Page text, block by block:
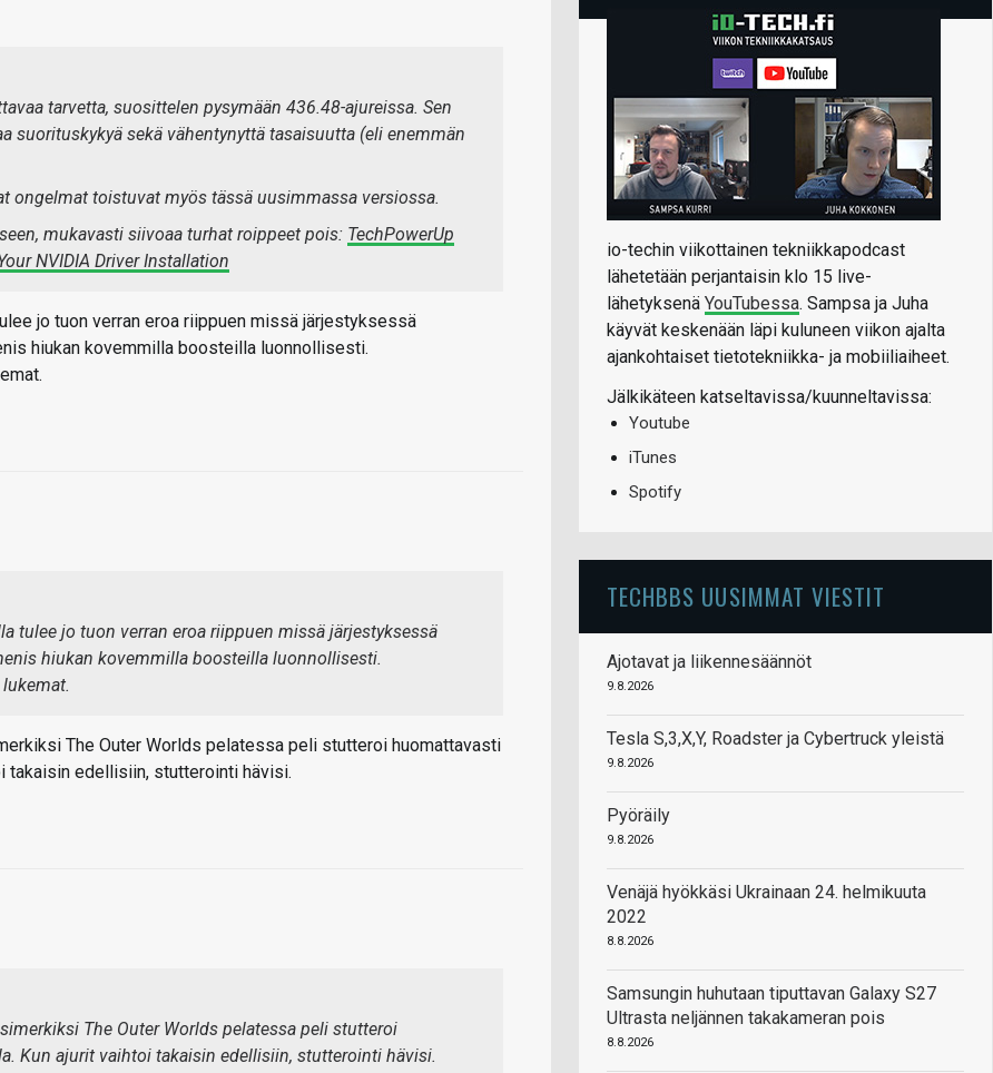
tarvetta, suosittelen pysymään 436.48-ajureissa. Sen
suorituskykyä sekä vähentynyttä tasaisuutta (eli enemmän
ongelmat toistuvat myös tässä uusimmassa versiossa.
mukavasti siivoaa turhat roippeet pois: TechPowerUp
NVIDIA Driver Installation
jo tuon verran eroa riippuen missä järjestyksessä
hiukan kovemmilla boosteilla luonnollisesti.
tulee jo tuon verran eroa riippuen missä järjestyksessä
hiukan kovemmilla boosteilla luonnollisesti.
The Outer Worlds pelatessa peli stutteroi huomattavasti
takaisin edellisiin, stutterointi hävisi.
The Outer Worlds pelatessa peli stutteroi
Kun ajurit vaihtoi takaisin edellisiin, stutterointi hävisi.
io-techin viikottainen tekniikkapodcast
lähetetään perjantaisin klo 15 live-
lähetyksenä YouTubessa. Sampsa ja Juha
käyvät keskenään läpi kuluneen viikon ajalta
ajankohtaiset tietotekniikka- ja mobiiliaiheet.
Jälkikäteen katseltavissa/kuunneltavissa:
Youtube
iTunes
Spotify
TECHBBS UUSIMMAT VIESTIT
Ajotavat ja liikennesäännöt
9.8.2026
Tesla S,3,X,Y, Roadster ja Cybertruck yleistä
9.8.2026
Pyöräily
9.8.2026
Venäjä hyökkäsi Ukrainaan 24. helmikuuta
2022
8.8.2026
Samsungin huhutaan tiputtavan Galaxy S27
Ultrasta neljännen takakameran pois
8.8.2026